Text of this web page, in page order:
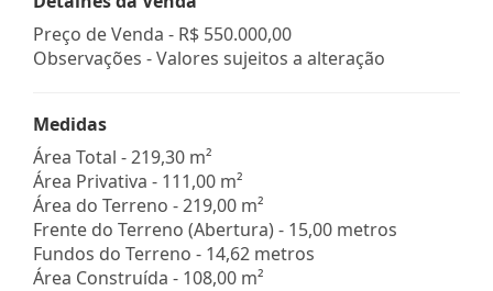
Preço de Venda - R$ 550.000,00
Observações - Valores sujeitos a alteração
Medidas
Área Total - 219,30 m²
Área Privativa - 111,00 m²
Área do Terreno - 219,00 m²
Frente do Terreno (Abertura) - 15,00 metros
Fundos do Terreno - 14,62 metros
Área Construída - 108,00 m²